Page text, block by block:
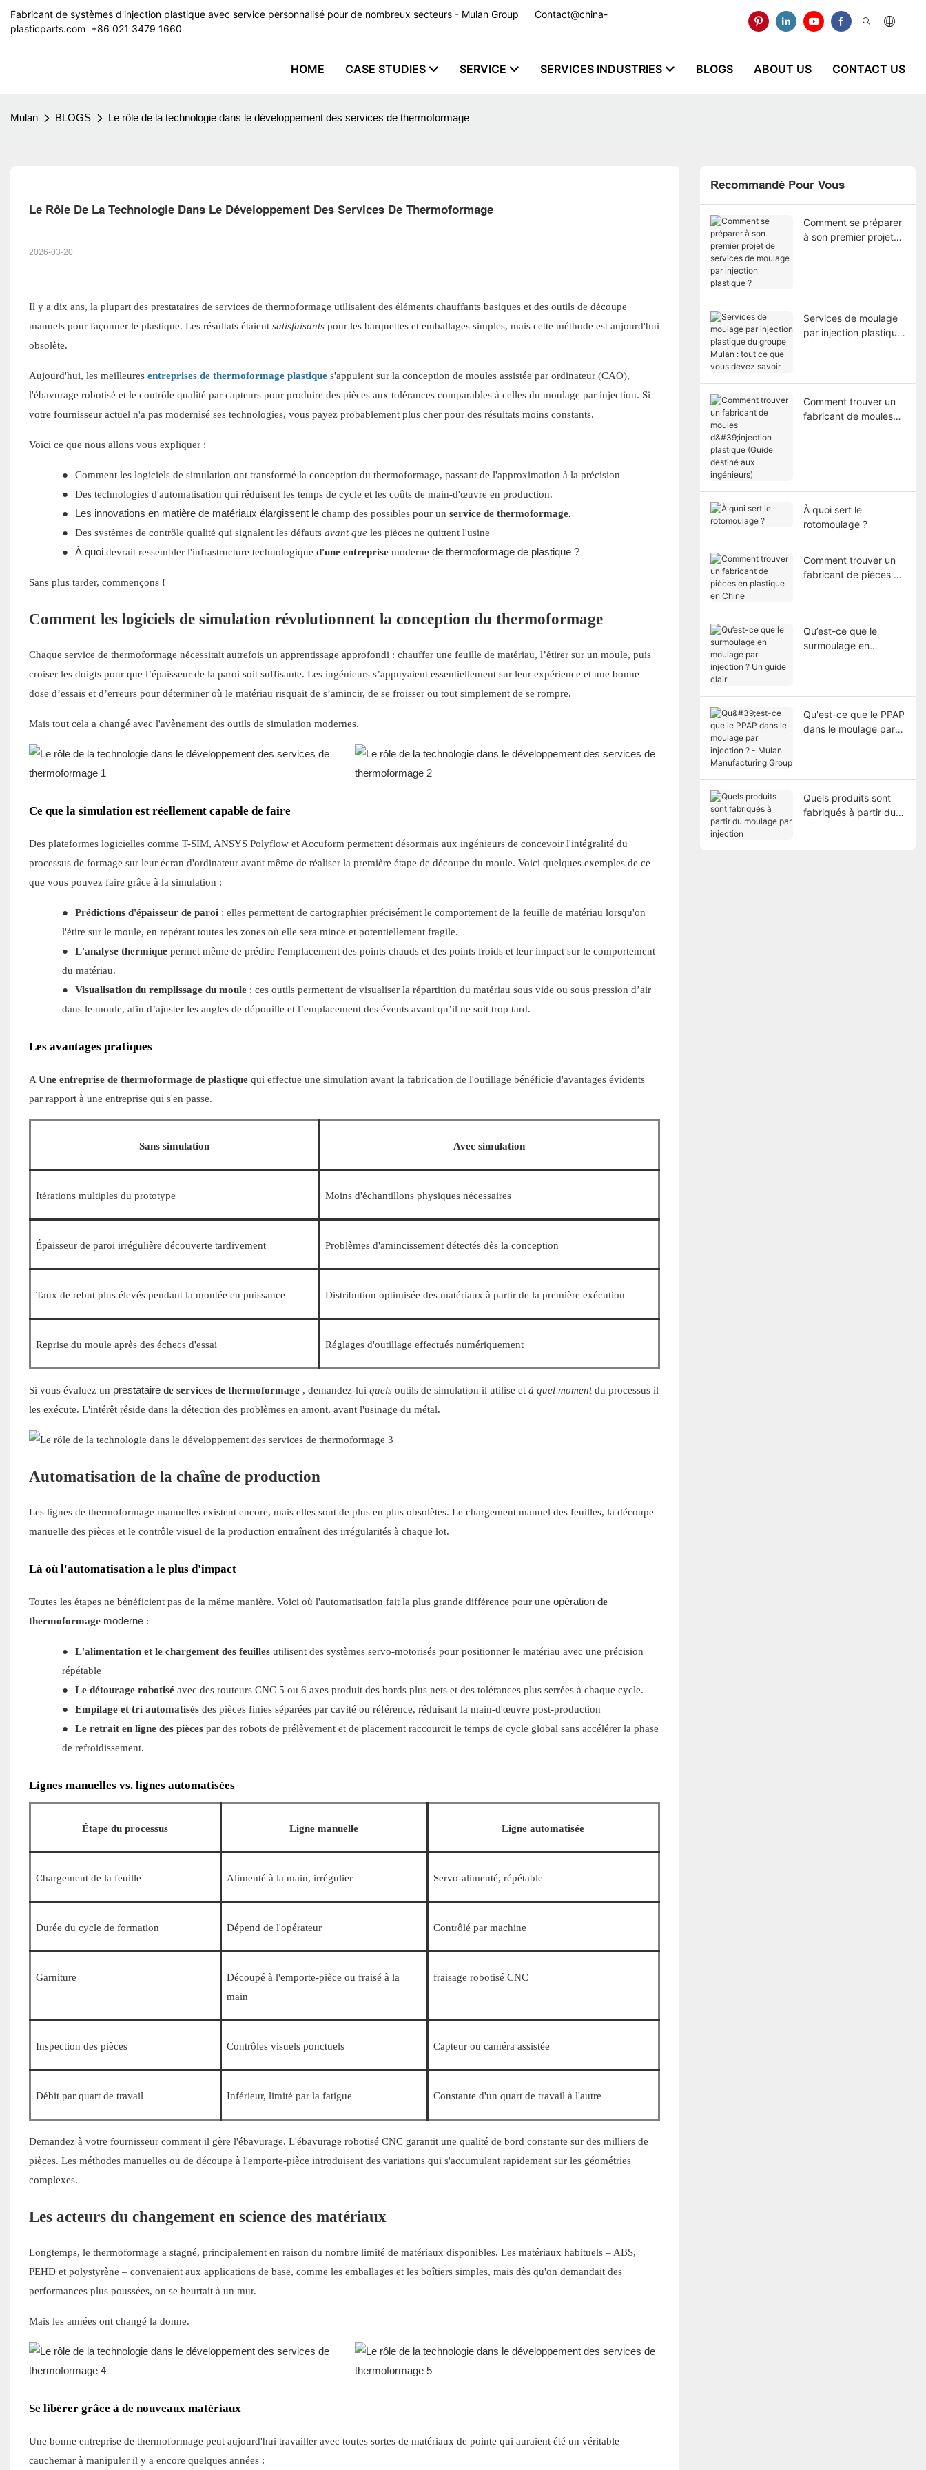
Fabricant de systèmes d'injection plastique avec service personnalisé pour de nombreux secteurs - Mulan Group
Contact@china-
plasticparts.com ​​​​​​​ +86 021 3479 1660
HOME CASE STUDIES SERVICE SERVICES INDUSTRIES BLOGS ABOUT US CONTACT US
Mulan BLOGS Le rôle de la technologie dans le développement des services de thermoformage
Le Rôle De La Technologie Dans Le Développement Des Services De Thermoformage
2026-03-20
Il y a dix ans, la plupart des prestataires de services de thermoformage utilisaient des éléments chauffants basiques et des outils de découpe
manuels pour façonner le plastique. Les résultats étaient satisfaisants pour les barquettes et emballages simples, mais cette méthode est aujourd'hui
obsolète.
Aujourd'hui, les meilleures entreprises de thermoformage plastique s'appuient sur la conception de moules assistée par ordinateur (CAO),
l'ébavurage robotisé et le contrôle qualité par capteurs pour produire des pièces aux tolérances comparables à celles du moulage par injection. Si
votre fournisseur actuel n'a pas modernisé ses technologies, vous payez probablement plus cher pour des résultats moins constants.
Voici ce que nous allons vous expliquer :
●
Comment les logiciels de simulation ont transformé la conception du thermoformage, passant de l'approximation à la précision
●
Des technologies d'automatisation qui réduisent les temps de cycle et les coûts de main-d'œuvre en production.
●
Les innovations en matière de matériaux élargissent le champ des possibles pour un service de thermoformage.
●
Des systèmes de contrôle qualité qui signalent les défauts avant que les pièces ne quittent l'usine
●
À quoi devrait ressembler l'infrastructure technologique d'une entreprise moderne de thermoformage de plastique ?
Sans plus tarder, commençons !
Comment les logiciels de simulation révolutionnent la conception du thermoformage
Chaque service de thermoformage nécessitait autrefois un apprentissage approfondi : chauffer une feuille de matériau, l’étirer sur un moule, puis
croiser les doigts pour que l’épaisseur de la paroi soit suffisante. Les ingénieurs s’appuyaient essentiellement sur leur expérience et une bonne
dose d’essais et d’erreurs pour déterminer où le matériau risquait de s’amincir, de se froisser ou tout simplement de se rompre.
Mais tout cela a changé avec l'avènement des outils de simulation modernes.
Ce que la simulation est réellement capable de faire
Des plateformes logicielles comme T-SIM, ANSYS Polyflow et Accuform permettent désormais aux ingénieurs de concevoir l'intégralité du
processus de formage sur leur écran d'ordinateur avant même de réaliser la première étape de découpe du moule. Voici quelques exemples de ce
que vous pouvez faire grâce à la simulation :
● Prédictions d'épaisseur de paroi: elles permettent de cartographier précisément le comportement de la feuille de matériau lorsqu'on
l'étire sur le moule, en repérant toutes les zones où elle sera mince et potentiellement fragile.
●
L'analyse thermique permet même de prédire l'emplacement des points chauds et des points froids et leur impact sur le comportement
du matériau.
●
Visualisation du remplissage du moule: ces outils permettent de visualiser la répartition du matériau sous vide ou sous pression d’air
dans le moule, afin d’ajuster les angles de dépouille et l’emplacement des évents avant qu’il ne soit trop tard.
Les avantages pratiques
A Une entreprise de thermoformage de plastique qui effectue une simulation avant la fabrication de l'outillage bénéficie d'avantages évidents
par rapport à une entreprise qui s'en passe.
Sans simulation Avec simulation
Itérations multiples du prototype Moins d'échantillons physiques nécessaires
Épaisseur de paroi irrégulière découverte tardivement Problèmes d'amincissement détectés dès la conception
Taux de rebut plus élevés pendant la montée en puissance Distribution optimisée des matériaux à partir de la première exécution
Reprise du moule après des échecs d'essai Réglages d'outillage effectués numériquement
Si vous évaluez un prestataire de services de thermoformage , demandez-lui quels outils de simulation il utilise et à quel moment du processus il
les exécute. L'intérêt réside dans la détection des problèmes en amont, avant l'usinage du métal.
Automatisation de la chaîne de production
Les lignes de thermoformage manuelles existent encore, mais elles sont de plus en plus obsolètes. Le chargement manuel des feuilles, la découpe
manuelle des pièces et le contrôle visuel de la production entraînent des irrégularités à chaque lot.
Là où l'automatisation a le plus d'impact
Toutes les étapes ne bénéficient pas de la même manière. Voici où l'automatisation fait la plus grande différence pour une opération de
thermoformagemoderne:
● L'alimentation et le chargement des feuilles utilisent des systèmes servo-motorisés pour positionner le matériau avec une précision
répétable
●
Le détourage robotisé avec des routeurs CNC 5 ou 6 axes produit des bords plus nets et des tolérances plus serrées à chaque cycle.
●
Empilage et tri automatisés des pièces finies séparées par cavité ou référence, réduisant la main-d'œuvre post-production
●
Le retrait en ligne des pièces par des robots de prélèvement et de placement raccourcit le temps de cycle global sans accélérer la phase
de refroidissement.
Lignes manuelles vs. lignes automatisées
Étape du processus Ligne manuelle Ligne automatisée
Chargement de la feuille Alimenté à la main, irrégulier Servo-alimenté, répétable
Durée du cycle de formation Dépend de l'opérateur Contrôlé par machine
Garniture
Découpé à l'emporte-pièce ou fraisé à la
main
fraisage robotisé CNC
Inspection des pièces Contrôles visuels ponctuels Capteur ou caméra assistée
Débit par quart de travail Inférieur, limité par la fatigue Constante d'un quart de travail à l'autre
Demandez à votre fournisseur comment il gère l'ébavurage. L'ébavurage robotisé CNC garantit une qualité de bord constante sur des milliers de
pièces. Les méthodes manuelles ou de découpe à l'emporte-pièce introduisent des variations qui s'accumulent rapidement sur les géométries
complexes.
Les acteurs du changement en science des matériaux
Longtemps, le thermoformage a stagné, principalement en raison du nombre limité de matériaux disponibles. Les matériaux habituels – ABS,
PEHD et polystyrène – convenaient aux applications de base, comme les emballages et les boîtiers simples, mais dès qu'on demandait des
performances plus poussées, on se heurtait à un mur.
Mais les années ont changé la donne.
Se libérer grâce à de nouveaux matériaux
Une bonne entreprise de thermoformage peut aujourd'hui travailler avec toutes sortes de matériaux de pointe qui auraient été un véritable
cauchemar à manipuler il y a encore quelques années :
Recommandé Pour Vous
Comment se préparer
à son premier projet
Services de moulage
par injection plastique
Comment trouver un
fabricant de moules
À quoi sert le
rotomoulage ?
Comment trouver un
fabricant de pièces en
Qu’est-ce que le
surmoulage en
Qu'est-ce que le PPAP
dans le moulage par
Quels produits sont
fabriqués à partir du